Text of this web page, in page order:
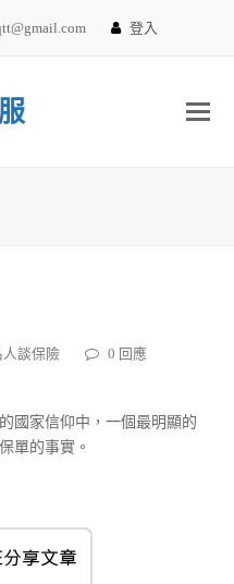
登入
人談保險
0 回應
國家信仰中，一個最明顯的
單的事實。